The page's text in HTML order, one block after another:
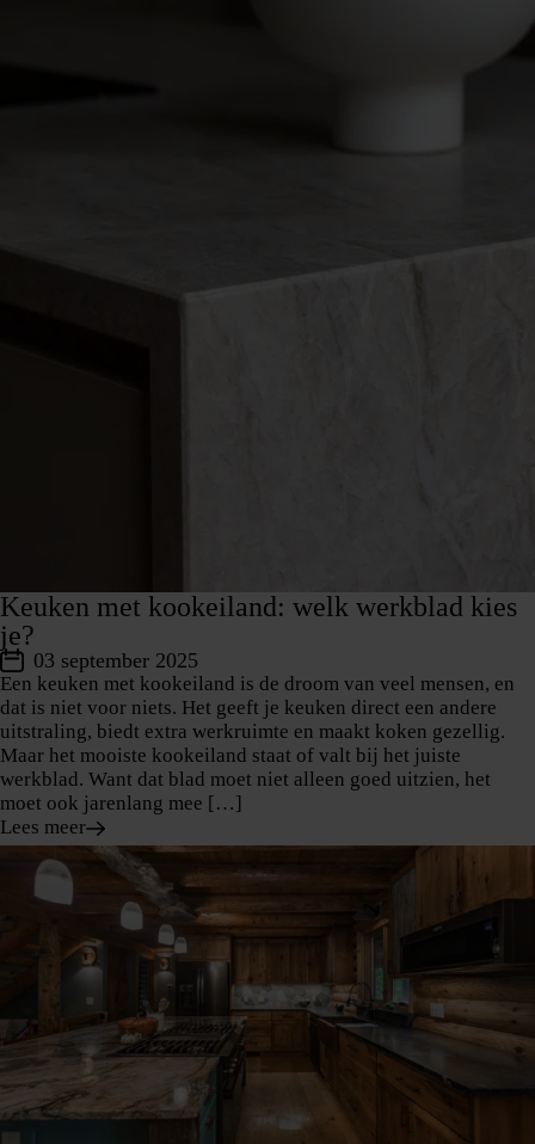
Keuken met kookeiland: welk werkblad kies
je?
03 september 2025
Een keuken met kookeiland is de droom van veel mensen, en
dat is niet voor niets. Het geeft je keuken direct een andere
uitstraling, biedt extra werkruimte en maakt koken gezellig.
Maar het mooiste kookeiland staat of valt bij het juiste
werkblad. Want dat blad moet niet alleen goed uitzien, het
moet ook jarenlang mee […]
Lees meer